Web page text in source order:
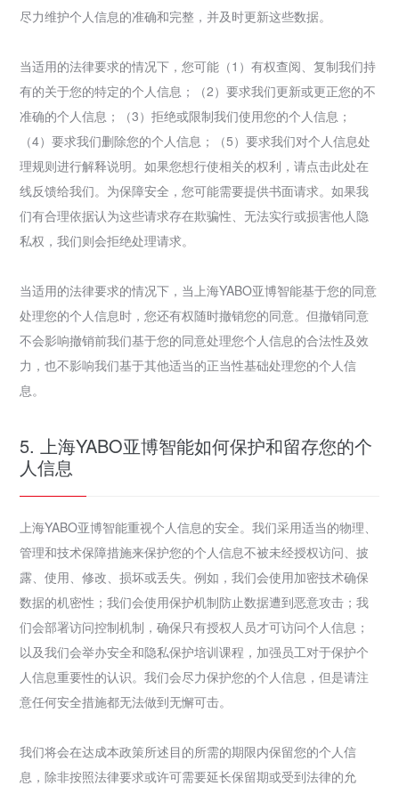
尽力维护个人信息的准确和完整，并及时更新这些数据。
当适用的法律要求的情况下，您可能（1）有权查阅、复制我们持
有的关于您的特定的个人信息；（2）要求我们更新或更正您的不
准确的个人信息；（3）拒绝或限制我们使用您的个人信息；
（4）要求我们删除您的个人信息；（5）要求我们对个人信息处
理规则进行解释说明。如果您想行使相关的权利，请点击此处在
线反馈给我们。为保障安全，您可能需要提供书面请求。如果我
们有合理依据认为这些请求存在欺骗性、无法实行或损害他人隐
私权，我们则会拒绝处理请求。
当适用的法律要求的情况下，当上海YABO亚博智能基于您的同意
处理您的个人信息时，您还有权随时撤销您的同意。但撤销同意
不会影响撤销前我们基于您的同意处理您个人信息的合法性及效
力，也不影响我们基于其他适当的正当性基础处理您的个人信
息。
5. 上海YABO亚博智能如何保护和留存您的个
人信息
上海YABO亚博智能重视个人信息的安全。我们采用适当的物理、
管理和技术保障措施来保护您的个人信息不被未经授权访问、披
露、使用、修改、损坏或丢失。例如，我们会使用加密技术确保
数据的机密性；我们会使用保护机制防止数据遭到恶意攻击；我
们会部署访问控制机制，确保只有授权人员才可访问个人信息；
以及我们会举办安全和隐私保护培训课程，加强员工对于保护个
人信息重要性的认识。我们会尽力保护您的个人信息，但是请注
意任何安全措施都无法做到无懈可击。
我们将会在达成本政策所述目的所需的期限内保留您的个人信
息，除非按照法律要求或许可需要延长保留期或受到法律的允